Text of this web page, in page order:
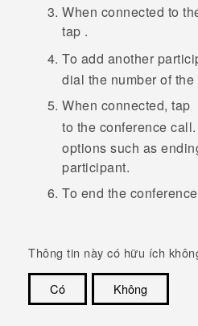
When connected to
tap .
To add another
dial the number of the
When connected, tap
to the conference call.
options such as
participant.
To end the
Thông tin này có hữu ích
Có
Không